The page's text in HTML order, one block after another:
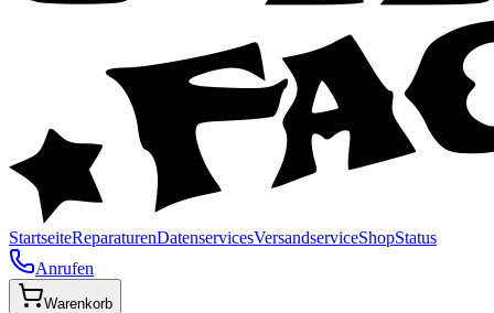
StartseiteReparaturenDatenservicesVersandserviceShopStatus
Anrufen
Warenkorb